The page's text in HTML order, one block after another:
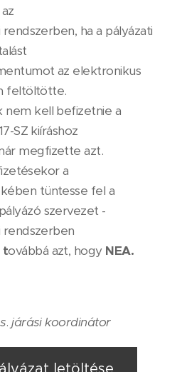
ha a pályázati
az elektronikus
feltöltötte.
nem kell befizetnie a
SZ kiíráshoz
megfizette azt.
a
tüntesse fel a
szervezet -
rendszerben
továbbá azt, hogy NEA.
.járási koordinátor